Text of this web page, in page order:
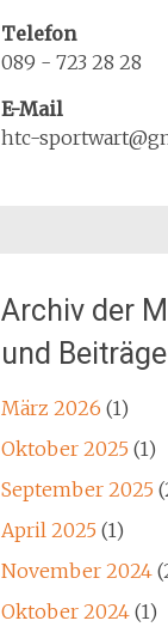
Telefon
089 - 723 28 28
E-Mail
htc-
Archiv der
und Beiträge
März 2026 (1)
Oktober 2025(1)
September 2025
April 2025(1)
November 2024
Oktober 2024(1)